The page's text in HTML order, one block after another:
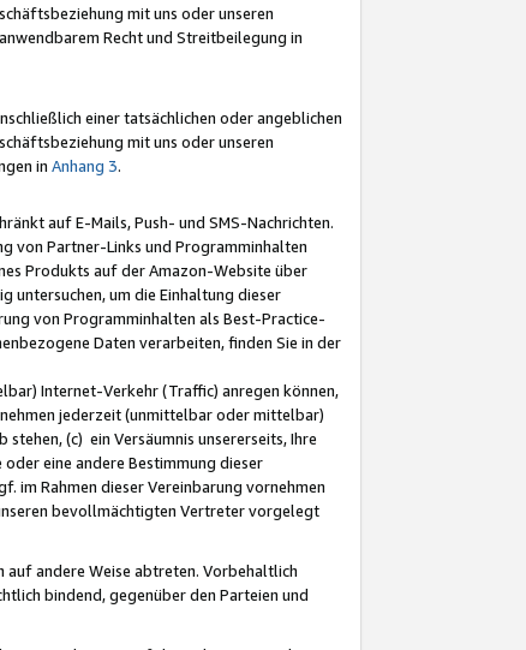
mit uns oder unseren
Recht und Streitbeilegung in
einer tatsächlichen oder angeblichen
mit uns oder unseren
in Anhang 3.
auf E-Mails, Push- und SMS-Nachrichten.
von Partner-Links und Programminhalten
Produkts auf der Amazon-Website über
untersuchen, um die Einhaltung dieser
von Programminhalten als Best-Practice-
Daten verarbeiten, finden Sie in der
Internet-Verkehr (Traffic) anregen können,
jederzeit (unmittelbar oder mittelbar)
(c) ein Versäumnis unsererseits, Ihre
eine andere Bestimmung dieser
im Rahmen dieser Vereinbarung vornehmen
bevollmächtigten Vertreter vorgelegt
auf andere Weise abtreten. Vorbehaltlich
bindend, gegenüber den Parteien und